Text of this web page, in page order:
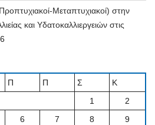
Μεταπτυχιακοί) στην
και Υδατοκαλλιεργειών στις
Π Π Σ
Κ
1
2
6 7 8
9